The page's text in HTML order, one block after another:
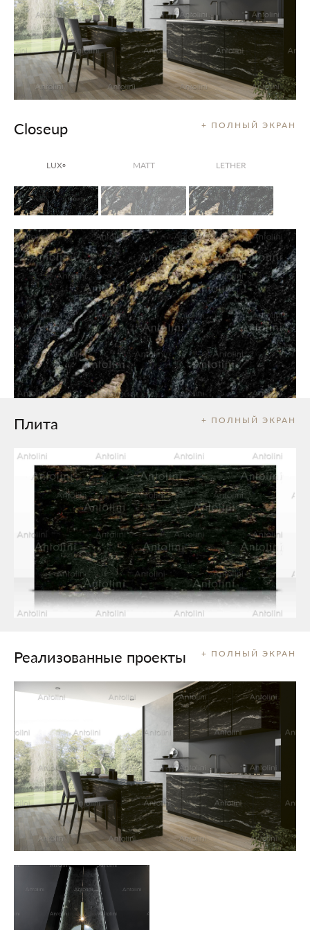
+ ПОЛНЫЙ ЭКРАН
Closeup
LUX® MATT LETHER
+ ПОЛНЫЙ ЭКРАН
Плита
+ ПОЛНЫЙ ЭКРАН
Реализованные проекты